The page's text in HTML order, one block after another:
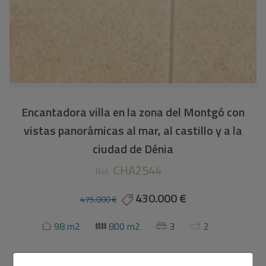
Encantadora villa en la zona del Montgó con
vistas panorámicas al mar, al castillo y a la
ciudad de Dénia
Ref. CHA2544
475.000 € 430.000 €
98 m2 800 m2 3 2
Chalet/VillaenDenia